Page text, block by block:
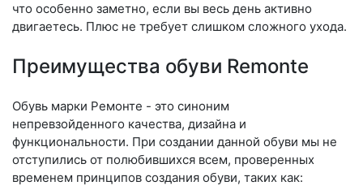
что особенно заметно, если вы весь день активно
двигаетесь. Плюс не требует слишком сложного ухода.
Преимущества обуви Remonte
Обувь марки Ремонте - это синоним
непревзойденного качества, дизайна и
функциональности. При создании данной обуви мы не
отступились от полюбившихся всем, проверенных
временем принципов создания обуви, таких как: